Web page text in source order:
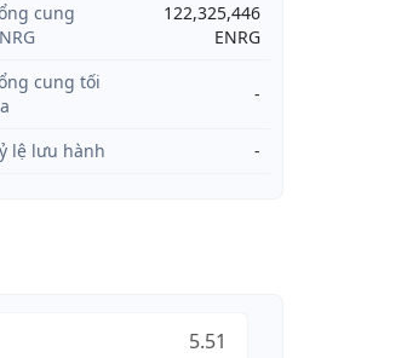
cung
122,325,446
ENRG
cung tối
-
lệ lưu hành -